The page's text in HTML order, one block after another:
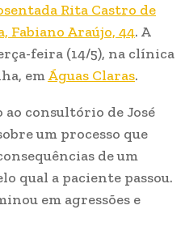
Rita Castro de
Fabiano Araújo, 44. A
feira (14/5), na clínica
emÁguas Claras.
ao consultório de José
um processo que
de um
qual a paciente passou.
em agressões e